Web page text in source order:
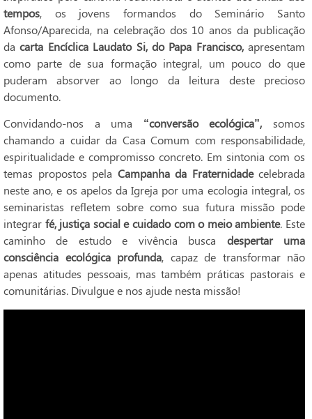
tempos, os jovens formandos do Seminário Santo
Afonso/Aparecida, na celebração dos 10 anos da publicação
dacarta Encíclica Laudato Si, do Papa Francisco,apresentam
como parte de sua formação integral, um pouco do que
puderam absorver ao longo da leitura deste precioso
documento.
Convidando-nos a uma “conversão ecológica”, somos
chamando a cuidar da Casa Comum com responsabilidade,
espiritualidade e compromisso concreto. Em sintonia com os
temas propostos pela Campanha da Fraternidadecelebrada
neste ano, e os apelos da Igreja por uma ecologia integral, os
seminaristas refletem sobre como sua futura missão pode
integrar fé, justiça social e cuidado com o meio ambiente. Este
caminho de estudo e vivência busca despertar uma
consciência ecológica profunda, capaz de transformar não
apenas atitudes pessoais, mas também práticas pastorais e
comunitárias. Divulgue e nos ajude nesta missão!